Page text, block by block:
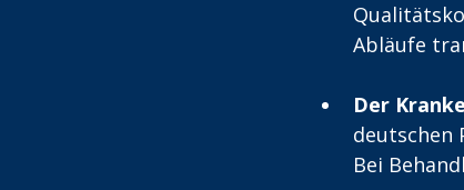
Abläufe
Der
deutschen
Bei